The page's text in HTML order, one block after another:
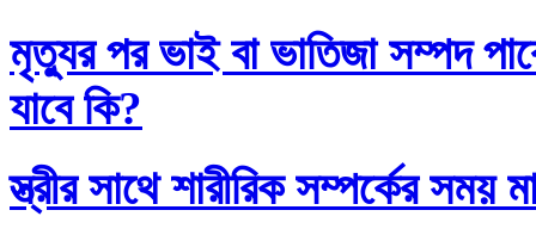
মৃত্যুর পর ভাই বা ভাতিজা সম্পদ
যাবে কি?
স্ত্রীর সাথে শারীরিক সম্পর্কের